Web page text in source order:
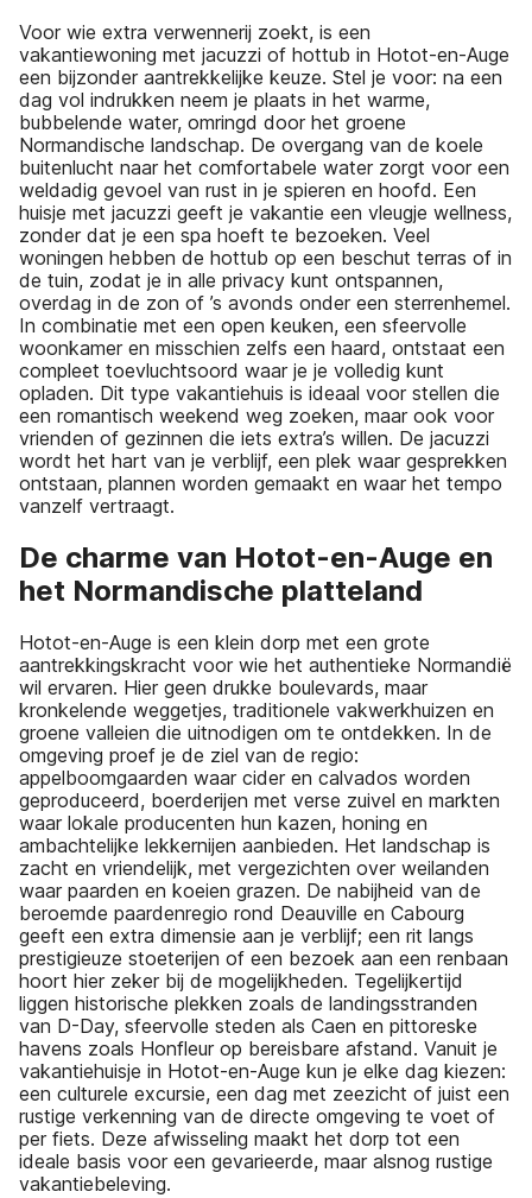
Voor wie extra verwennerij zoekt, is een
vakantiewoning met jacuzzi of hottub in Hotot-en-Auge
een bijzonder aantrekkelijke keuze. Stel je voor: na een
dag vol indrukken neem je plaats in het warme,
bubbelende water, omringd door het groene
Normandische landschap. De overgang van de koele
buitenlucht naar het comfortabele water zorgt voor een
weldadig gevoel van rust in je spieren en hoofd. Een
huisje met jacuzzi geeft je vakantie een vleugje wellness,
zonder dat je een spa hoeft te bezoeken. Veel
woningen hebben de hottub op een beschut terras of in
de tuin, zodat je in alle privacy kunt ontspannen,
overdag in de zon of ’s avonds onder een sterrenhemel.
In combinatie met een open keuken, een sfeervolle
woonkamer en misschien zelfs een haard, ontstaat een
compleet toevluchtsoord waar je je volledig kunt
opladen. Dit type vakantiehuis is ideaal voor stellen die
een romantisch weekend weg zoeken, maar ook voor
vrienden of gezinnen die iets extra’s willen. De jacuzzi
wordt het hart van je verblijf, een plek waar gesprekken
ontstaan, plannen worden gemaakt en waar het tempo
vanzelf vertraagt.
De charme van Hotot-en-Auge en
het Normandische platteland
Hotot-en-Auge is een klein dorp met een grote
aantrekkingskracht voor wie het authentieke Normandië
wil ervaren. Hier geen drukke boulevards, maar
kronkelende weggetjes, traditionele vakwerkhuizen en
groene valleien die uitnodigen om te ontdekken. In de
omgeving proef je de ziel van de regio:
appelboomgaarden waar cider en calvados worden
geproduceerd, boerderijen met verse zuivel en markten
waar lokale producenten hun kazen, honing en
ambachtelijke lekkernijen aanbieden. Het landschap is
zacht en vriendelijk, met vergezichten over weilanden
waar paarden en koeien grazen. De nabijheid van de
beroemde paardenregio rond Deauville en Cabourg
geeft een extra dimensie aan je verblijf; een rit langs
prestigieuze stoeterijen of een bezoek aan een renbaan
hoort hier zeker bij de mogelijkheden. Tegelijkertijd
liggen historische plekken zoals de landingsstranden
van D-Day, sfeervolle steden als Caen en pittoreske
havens zoals Honfleur op bereisbare afstand. Vanuit je
vakantiehuisje in Hotot-en-Auge kun je elke dag kiezen:
een culturele excursie, een dag met zeezicht of juist een
rustige verkenning van de directe omgeving te voet of
per fiets. Deze afwisseling maakt het dorp tot een
ideale basis voor een gevarieerde, maar alsnog rustige
vakantiebeleving.